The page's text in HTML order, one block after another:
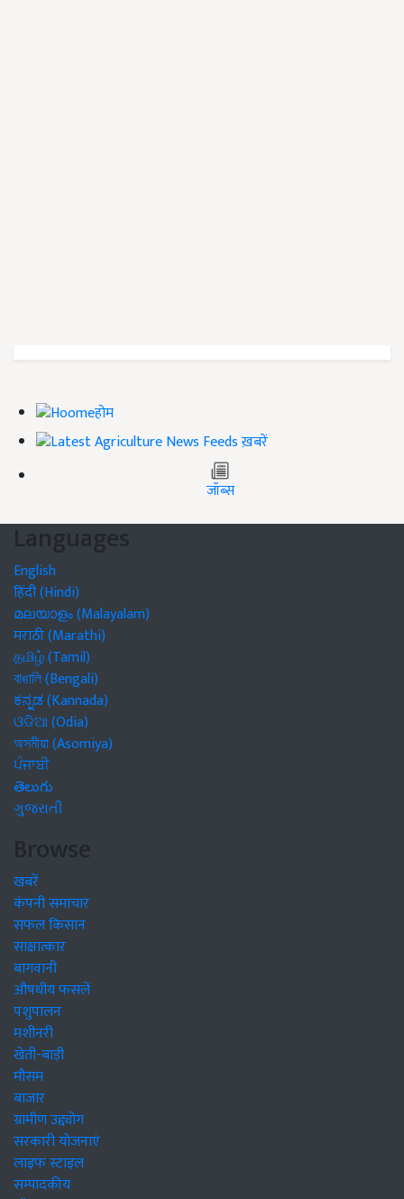
होम
ख़बरें
जॉब्स
Languages
English
हिंदी (Hindi)
മലയാളം (Malayalam)
मराठी (Marathi)
தமிழ் (Tamil)
বাঙালি (Bengali)
ಕನ್ನಡ (Kannada)
ଓଡିଆ (Odia)
অসমীয়া (Asomiya)
ਪੰਜਾਬੀ
తెలుగు
ગુજરાતી
Browse
खबरें
कंपनी समाचार
सफल किसान
साक्षात्कार
बागवानी
औषधीय फसलें
पशुपालन
मशीनरी
खेती-बाड़ी
मौसम
बाजार
ग्रामीण उद्द्योग
सरकारी योजनाएं
लाइफ स्टाइल
सम्पादकीय